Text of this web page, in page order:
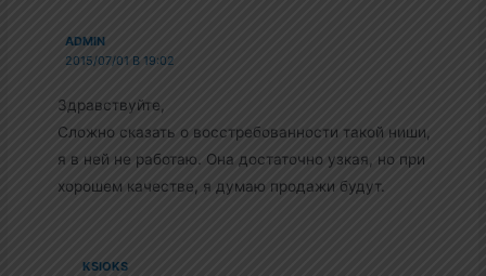
ADMIN
2015/07/01 В 19:02
Здравствуйте,
Сложно сказать о восстребованности такой ниши,
я в ней не работаю. Она достаточно узкая, но при
хорошем качестве, я думаю продажи будут.
KSIOKS